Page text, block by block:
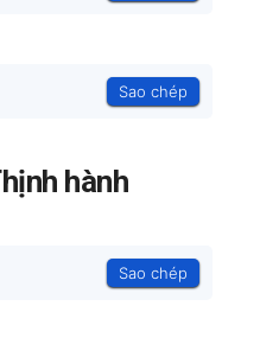
Sao chép
hành
Sao chép